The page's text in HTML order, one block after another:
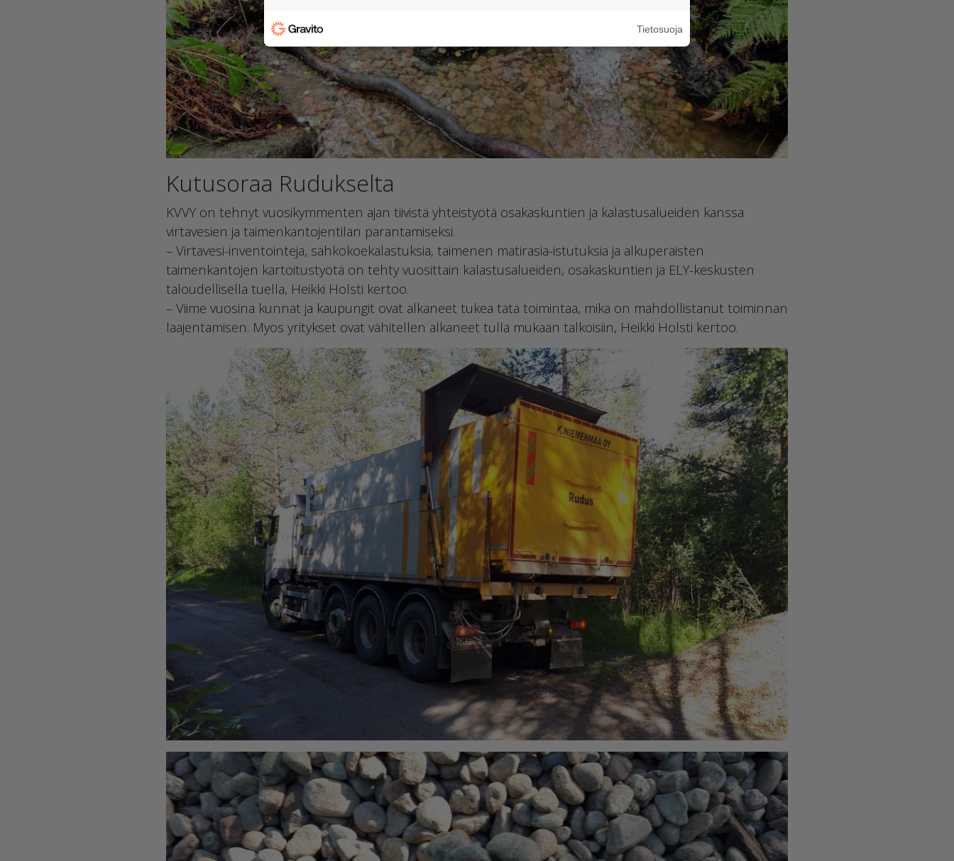
Kutusoraa Rudukselta
KVVY on tehnyt vuosikymmenten ajan tiivistä yhteistyötä osakaskuntien ja kalastusalueiden kanssa
virtavesien ja taimenkantojentilan parantamiseksi.
– Virtavesi-inventointeja, sähkökoekalastuksia, taimenen mätirasia-istutuksia ja alkuperäisten
taimenkantojen kartoitustyötä on tehty vuosittain kalastusalueiden, osakaskuntien ja ELY-keskusten
taloudellisella tuella, Heikki Holsti kertoo.
– Viime vuosina kunnat ja kaupungit ovat alkaneet tukea tätä toimintaa, mikä on mahdollistanut toiminnan
laajentamisen. Myös yritykset ovat vähitellen alkaneet tulla mukaan talkoisiin, Heikki Holsti kertoo.
Tietosuoja